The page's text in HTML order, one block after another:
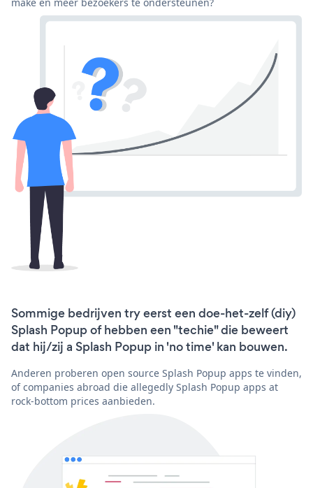
Sommige bedrijven try eerst een doe-het-zelf (diy)
Splash Popup of hebben een "techie" die beweert
dat hij/zij a Splash Popup in 'no time' kan bouwen.
Anderen proberen open source Splash Popup apps te vinden,
of companies abroad die allegedly Splash Popup apps at
rock-bottom prices aanbieden.